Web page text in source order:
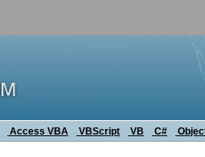
Access VBA VBScript VB C#